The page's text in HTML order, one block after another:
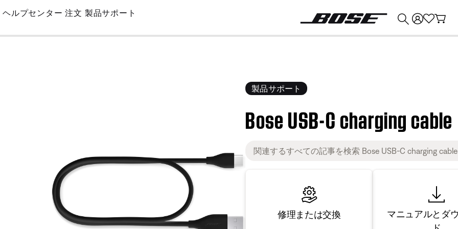
Skip
Main
ヘルプセンター 注文 製品サポート
製品サポート
Bose USB-C charging cable
修理または交換
マニュアルとダ